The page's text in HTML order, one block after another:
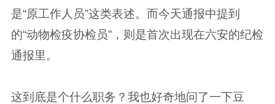
是“原工作人员”这类表述。而今天通报中提到
的“动物检疫协检员”，则是首次出现在六安的纪检
通报里。
这到底是个什么职务？我也好奇地问了一下豆